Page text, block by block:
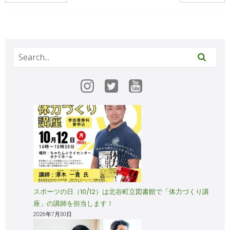
スポーツの日（10/12）は北谷町立図書館で「体力づくり講
座」の講師を担当します！
2026年7月30日